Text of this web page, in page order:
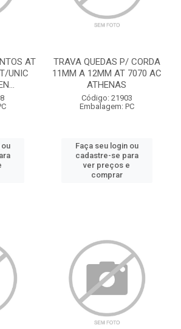
AT
UNIC
TRAVA QUEDAS P/ CORDA
11MM A 12MM AT 7070 AC
ATHENAS
Código: 21903
Embalagem: PC
Faça seu login ou
cadastre-se para
ver preços e
comprar